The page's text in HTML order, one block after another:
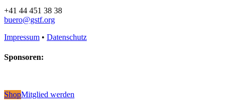
+41 44 451 38 38
buero@gstf.org
Impressum • Datenschutz
Sponsoren:
ShopMitglied werden